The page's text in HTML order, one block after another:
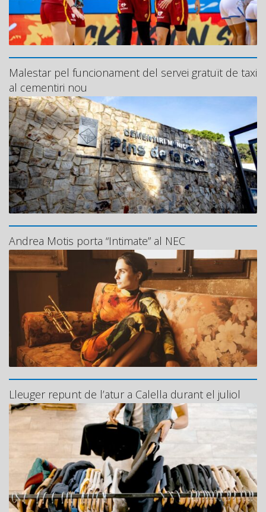
Malestar pel funcionament del servei gratuït de taxi
al cementiri nou
Andrea Motis porta “Intimate” al NEC
Lleuger repunt de l’atur a Calella durant el juliol